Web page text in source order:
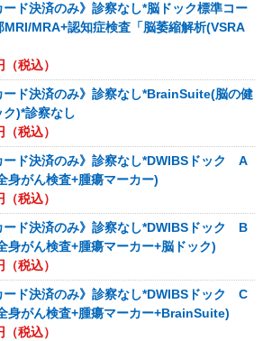
ード決済のみ》診察なし*脳ドック標準コー
MRI/MRA+認知症検査「脳萎縮解析(VSRA
（税込）
ード決済のみ》診察なし*BrainSuite(脳の健
ク)*診察なし
（税込）
ード決済のみ》診察なし*DWIBSドック A
身がん検査+腫瘍マーカー)
（税込）
ード決済のみ》診察なし*DWIBSドック B
身がん検査+腫瘍マーカー+脳ドック)
（税込）
ード決済のみ》診察なし*DWIBSドック C
身がん検査+腫瘍マーカー+BrainSuite)
（税込）